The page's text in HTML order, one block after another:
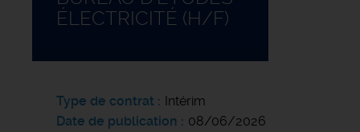
ÉLECTRICITÉ (H/F)
Type de contrat
Intérim
Date de publication
08/06/2026